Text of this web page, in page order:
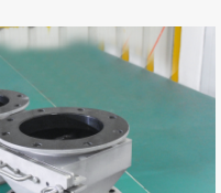
ja pitkäkestoinen
>>